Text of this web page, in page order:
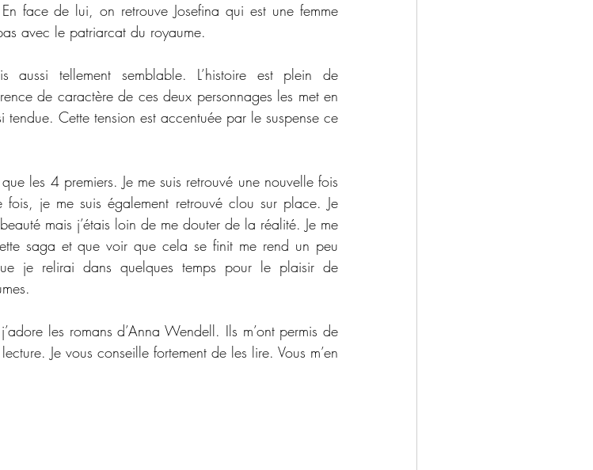
face de lui, on retrouve Josefina qui est une femme
avec le patriarcat du royaume.
tellement semblable. L’histoire est plein de
de caractère de ces deux personnages les met en
Cette tension est accentuée par le suspense ce
les 4 premiers. Je me suis retrouvé une nouvelle fois
je me suis également retrouvé clou sur place. Je
mais j’étais loin de me douter de la réalité. Je me
saga et que voir que cela se finit me rend un peu
je relirai dans quelques temps pour le plaisir de
les romans d’Anna Wendell. Ils m’ont permis de
Je vous conseille fortement de les lire. Vous m’en